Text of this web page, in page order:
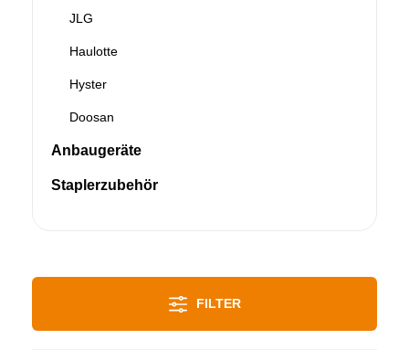
JLG
Haulotte
Hyster
Doosan
Anbaugeräte
Staplerzubehör
FILTER